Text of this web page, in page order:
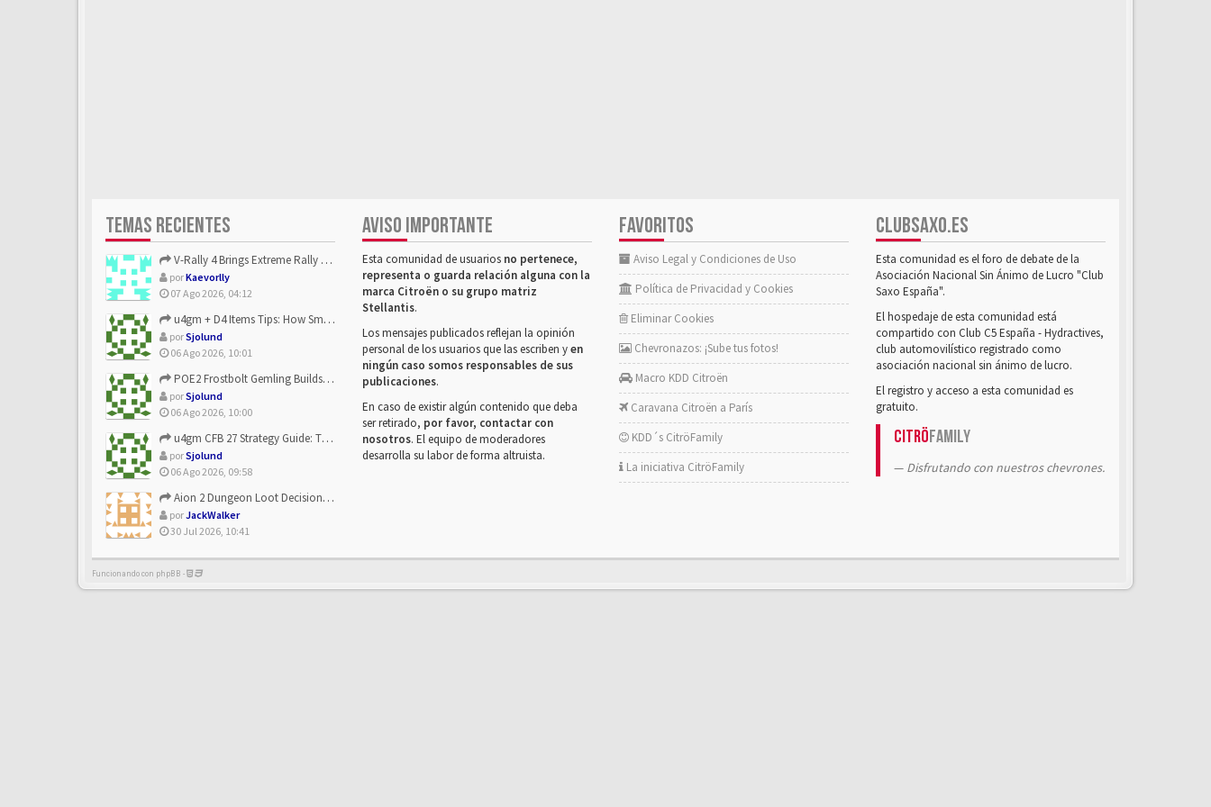
TEMAS RECIENTES
V-Rally 4 Brings Extreme Rally Racing With Challenging Track...
porKaevorlly
07 Ago 2026, 04:12
u4gm + D4 Items Tips: How Smart Players Optimize Gear, Build...
porSjolund
06 Ago 2026, 10:01
POE2 Frostbolt Gemling Builds Get Stronger With u4gm’s Ice C...
porSjolund
06 Ago 2026, 10:00
u4gm CFB 27 Strategy Guide: The Toxic Offensive Scheme Your ...
porSjolund
06 Ago 2026, 09:58
Aion 2 Dungeon Loot Decisions: Smarter Runs With U4N
porJackWalker
30 Jul 2026, 10:41
AVISO IMPORTANTE
Esta comunidad de usuarios no pertenece,
representa o guarda relación alguna con la
marca Citroën o su grupo matriz
Stellantis.
Los mensajes publicados reflejan la opinión
personal de los usuarios que las escriben yen
ningún caso somos responsables de sus
publicaciones.
En caso de existir algún contenido que deba
ser retirado, por favor, contactar con
nosotros. El equipo de moderadores
desarrolla su labor de forma altruista.
FAVORITOS
Aviso Legal y Condiciones de Uso
Política de Privacidad y Cookies
Eliminar Cookies
Chevronazos: ¡Sube tus fotos!
Macro KDD Citroën
Caravana Citroën a París
KDD´s CitröFamily
La iniciativa CitröFamily
CLUBSAXO.ES
Esta comunidad es el foro de debate de la
Asociación Nacional Sin Ánimo de Lucro "Club
Saxo España".
El hospedaje de esta comunidad está
compartido con Club C5 España - Hydractives,
club automovilístico registrado como
asociación nacional sin ánimo de lucro.
El registro y acceso a esta comunidad es
gratuito.
CitröFamily
Disfrutando con nuestros chevrones.
Funcionando con phpBB -